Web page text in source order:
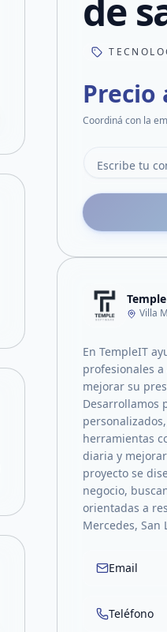
de
Precio
Coordiná con la
Villa
En TempleIT
profesionales
mejorar su
Desarrollamos
herramientas
diaria y
proyecto se
negocio,
orientadas a
Mercedes,
Email
Teléfono